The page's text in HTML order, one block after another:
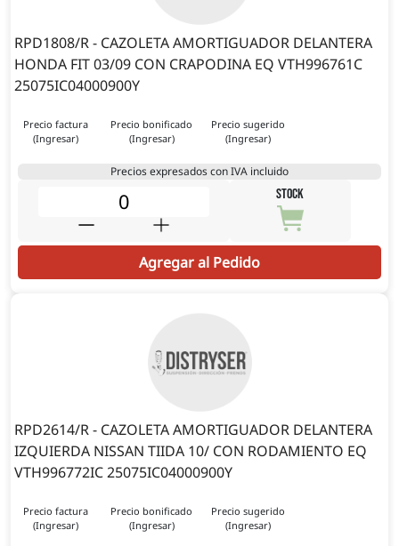
RPD1808/R - CAZOLETA AMORTIGUADOR DELANTERA
HONDA FIT 03/09 CON CRAPODINA EQ VTH996761C
25075IC04000900Y
Precio factura
(Ingresar)
Precio bonificado
(Ingresar)
Precio sugerido
(Ingresar)
Precios expresados con IVA incluido
STOCK
Agregar al Pedido
RPD2614/R - CAZOLETA AMORTIGUADOR DELANTERA
IZQUIERDA NISSAN TIIDA 10/ CON RODAMIENTO EQ
VTH996772IC 25075IC04000900Y
Precio factura
(Ingresar)
Precio bonificado
(Ingresar)
Precio sugerido
(Ingresar)